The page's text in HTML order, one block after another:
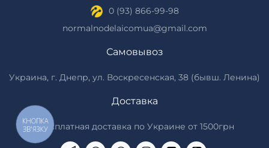
0 (93) 866-99-98
normalnodelaicomua@gmail.com
Самовывоз
Украина, г. Днепр, ул. Воскресенская, 38 (бывш. Ленина)
Доставка
*Бесплатная доставка по Украине от 1500грн
КНОПКА
ЗВ'ЯЗКУ